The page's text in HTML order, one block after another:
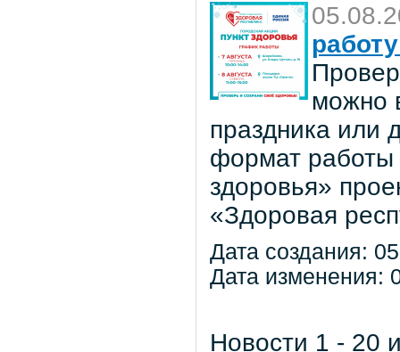
можно
праздника или
формат работы
здоровья»
«Здоровая
Дата создания:
Дата изменения:
Новости 1 - 20